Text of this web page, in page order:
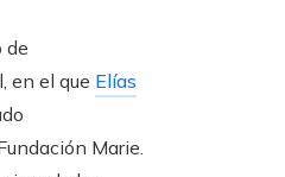
de
en el que Elías
Marie.